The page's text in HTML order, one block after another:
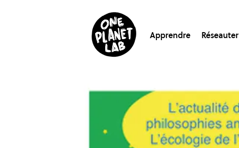
Apprendre Réseauter